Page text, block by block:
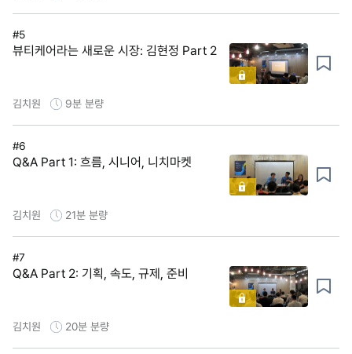
#5
뷰티케어라는 새로운 시장: 김현정 Part 2
김치원 9분 분량
#6
Q&A Part 1: 흐름, 시니어, 니치마켓
김치원 21분 분량
#7
Q&A Part 2: 기획, 속도, 규제, 준비
김치원 20분 분량